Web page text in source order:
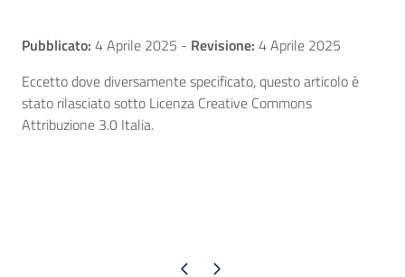
Pubblicato: 4 Aprile 2025 - Revisione: 4 Aprile 2025
Eccetto dove diversamente specificato, questo articolo è
stato rilasciato sotto Licenza Creative Commons
Attribuzione 3.0 Italia.
Pagina precedente
Pagina successiva